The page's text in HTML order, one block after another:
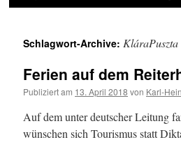
springen
Schlagwort-Archive: KláraPuszta
Ferien auf dem
Publiziert am 13. April 2018 von Karl-
Auf dem unter deutscher Leitung
wünschen sich Tourismus statt